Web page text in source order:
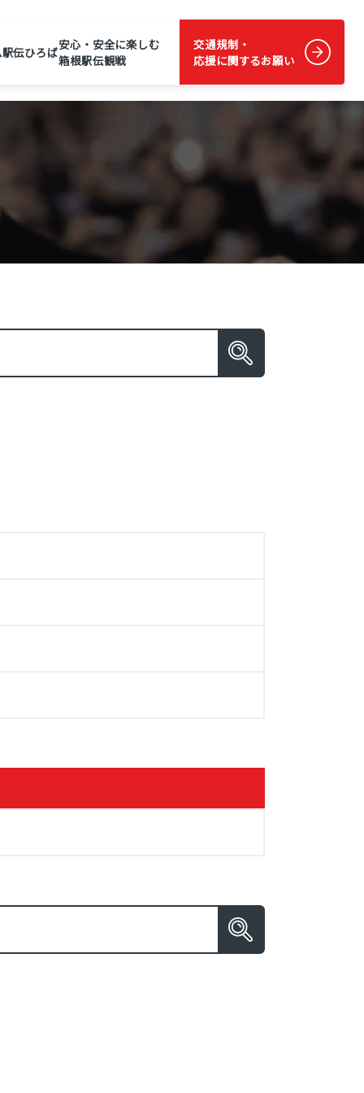
駅伝ひろば安心・安全に楽しむ
箱根駅伝観戦
交通規制・
応援に関するお願い